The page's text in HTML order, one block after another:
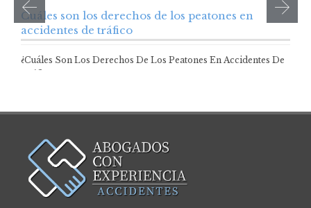
Cuáles son los derechos de los peatones en
accidentes de tráfico
¿Cuáles Son Los Derechos De Los Peatones En Accidentes De